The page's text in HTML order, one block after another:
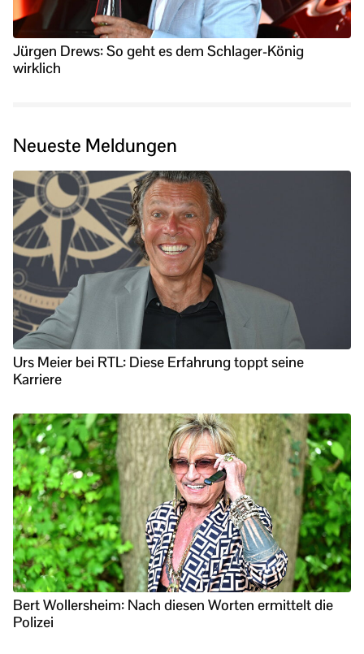
Jürgen Drews: So geht es dem Schlager-König
wirklich
Neueste Meldungen
Urs Meier bei RTL: Diese Erfahrung toppt seine
Karriere
Bert Wollersheim: Nach diesen Worten ermittelt die
Polizei